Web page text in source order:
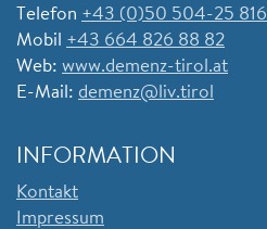
Telefon +43 (0)50 504-25 816
Mobil +43 664 826 88 82
Web: www.demenz-tirol.at
E-Mail: demenz@liv.tirol
INFORMATION
Kontakt
Impressum